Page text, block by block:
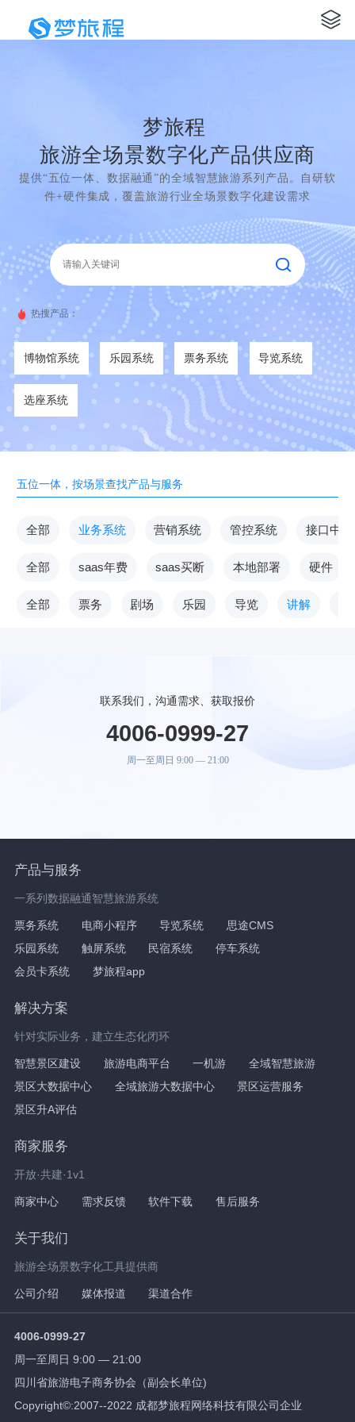
梦旅程
旅游全场景数字化产品供应商
提供“五位一体、数据融通”的全域智慧旅游系列产品。自研软
件+硬件集成，覆盖旅游行业全场景数字化建设需求
热搜产品：
博物馆系统 乐园系统 票务系统 导览系统
选座系统
五位一体，按场景查找产品与服务
全部 业务系统 营销系统 管控系统 接口中台
全部 saas年费 saas买断 本地部署 硬件
全部 票务 剧场 乐园 导览 讲解
联系我们，沟通需求、获取报价
4006-0999-27
周一至周日 9:00 — 21:00
产品与服务
一系列数据融通智慧旅游系统
票务系统 电商小程序 导览系统
思途CMS
乐园系统
触屏系统 民宿系统
停车系统
会员卡系统
梦旅程app
解决方案
针对实际业务，建立生态化闭环
智慧景区建设 旅游电商平台 一机游
全域智慧旅游
景区大数据中心
全域旅游大数据中心
景区运营服务
景区升A评估
商家服务
开放·共建·1v1
商家中心 需求反馈 软件下载 售后服务
关于我们
旅游全场景数字化工具提供商
公司介绍 媒体报道 渠道合作
4006-0999-27
周一至周日 9:00 — 21:00
四川省旅游电子商务协会（副会长单位)
Copyright©:2007--2022 成都梦旅程网络科技有限公司企业